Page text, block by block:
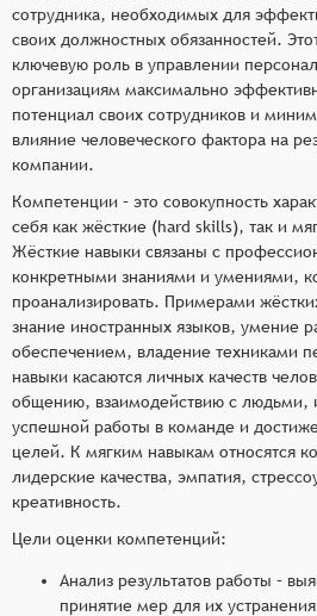
сотрудника, необходимых для
своих должностных обязанностей.
ключевую роль в управлении
организациям максимально
потенциал своих сотрудников и
влияние человеческого фактора на
компании.
Компетенции – это совокупность
себя как жёсткие (hard skills), так и
Жёсткие навыки связаны с
конкретными знаниями и умениями,
проанализировать. Примерами
знание иностранных языков, умение
обеспечением, владение техниками
навыки касаются личных качеств
общению, взаимодействию с людьми,
успешной работы в команде и
целей. К мягким навыкам относятся
лидерские качества, эмпатия,
креативность.
Цели оценки компетенций:
Анализ результатов работы –
принятие мер для их